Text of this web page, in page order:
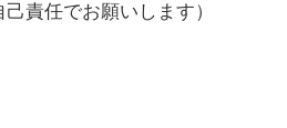
責任でお願いします）